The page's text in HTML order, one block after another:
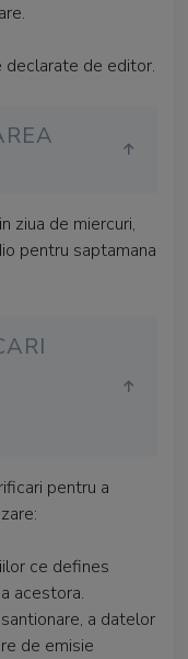
de editor.
ziua de miercuri,
pentru saptamana
pentru a
ce defines
acestora.
a datelor
de emisie